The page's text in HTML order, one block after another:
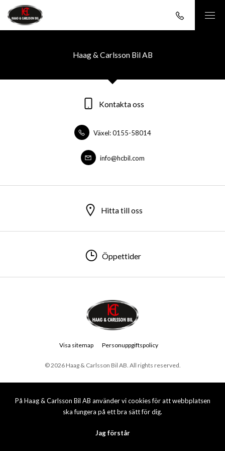
På Haag & Carlsson Bil AB använder vi cookies för att webbplatsen
ska fungera på ett bra sätt för dig.
Jag förstår
Haag & Carlsson Bil AB
Kontakta oss
Växel: 0155-58014
info@hcbil.com
Hitta till oss
Öppettider
© 2026 Haag & Carlsson Bil AB. All rights reserved.
Visa sitemap Personuppgiftspolicy